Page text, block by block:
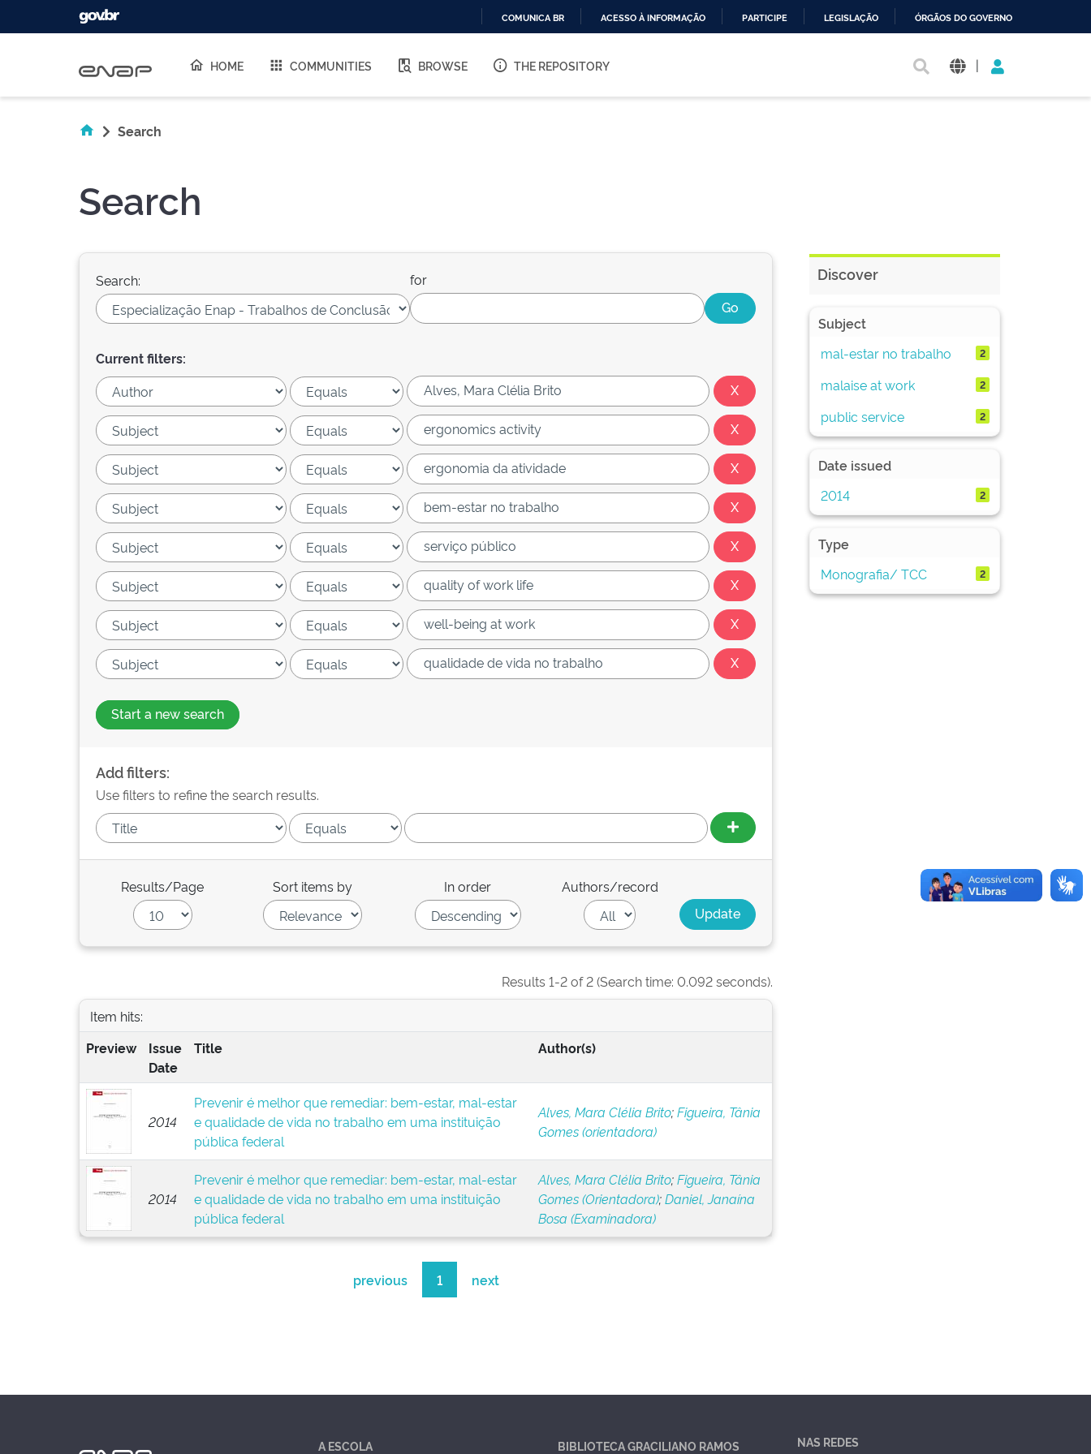
O
COMUNICA BR ACESSO À INFORMAÇÃO PARTICIPE LEGISLAÇÃO ÓRGÃOS DO GOVERNO
HOME COMMUNITIES BROWSE THE REPOSITORY |
Search
Search
Search: for
Current filters:
Start a new search
Add filters:
Use filters to refine the search results.
Results/Page Sort items by In order Authors/record
Results 1-2 of 2 (Search time: 0.092 seconds).
Item hits:
Preview
Issue
Date
Title Author(s)
2014
Prevenir é melhor que remediar: bem-estar, mal-estar
e qualidade de vida no trabalho em uma instituição
pública federal
Alves, Mara Clélia Brito;Figueira, Tânia
Gomes (orientadora)
2014
Prevenir é melhor que remediar: bem-estar, mal-estar
e qualidade de vida no trabalho em uma instituição
pública federal
Alves, Mara Clélia Brito;Figueira, Tânia
Gomes (Orientadora);Daniel, Janaína
Bosa (Examinadora)
previous 1 next
Discover
Subject
mal-estar no trabalho
2
malaise at work 2
public service 2
Date issued
2014
2
Type
Monografia/ TCC
2
A ESCOLA BIBLIOTECA GRACILIANO RAMOS NAS REDES